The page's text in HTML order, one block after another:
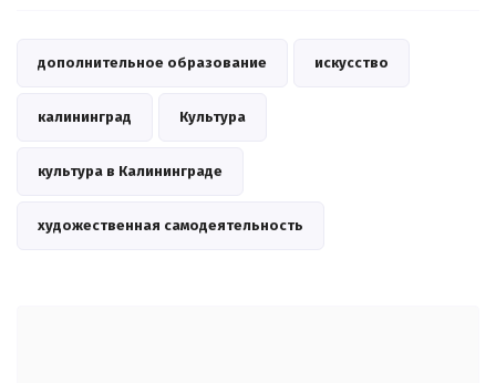
дополнительное образование искусство
калининград Культура
культура в Калининграде
художественная самодеятельность